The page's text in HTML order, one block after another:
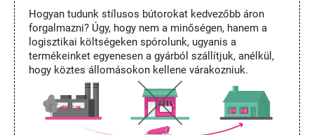
Hogyan tudunk stílusos bútorokat kedvezőbb áron
forgalmazni? Úgy, hogy nem a minőségen, hanem a
logisztikai költségeken spórolunk, ugyanis a
termékeinket egyenesen a gyárból szállítjuk, anélkül,
hogy köztes állomásokon kellene várakozniuk.